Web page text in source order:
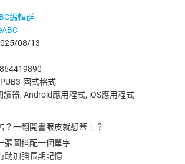
編輯群
08/13
固式格式
讀器, Android應用程式, iOS應用程式
？一翻開書眼皮就想蓋上？
張圖搭配一個單字
助加強長期記憶